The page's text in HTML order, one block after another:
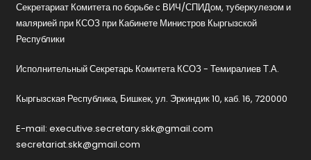
Секретариат Комитета по борьбе с ВИЧ/СПИДом, туберкулезом и
малярией при КСОЗ при Кабинете Министров Кыргызской
Республики
Исполнительный Секретарь Комитета КСОЗ - Темиралиев Т.А.
Кыргызская Республика, Бишкек, ул. Эркиндик 10, каб. 16, 720000
E-mail: executive.secretary.skk@gmail.com
secretariat.skk@gmail.com